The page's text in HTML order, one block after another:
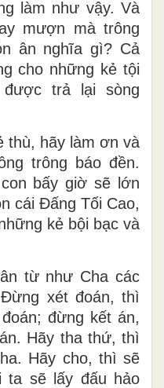
làm như vậy. Và
mượn mà trông
ân nghĩa gì? Cả
cho những kẻ tội
trả lại sòng
thù, hãy làm ơn và
trông báo đền.
bấy giờ sẽ lớn
cái Ðấng Tối Cao,
kẻ bội bạc và
từ như Cha các
xét đoán, thì
đừng kết án,
Hãy tha thứ, thì
Hãy cho, thì sẽ
ta sẽ lấy đấu hảo